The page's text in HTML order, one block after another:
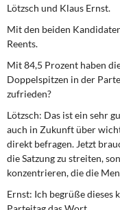
DIE LINKE
Weitere Themen
Memo-Gruppe
Institut
Rosa-Luxemburg-
Lötzsch und Klaus Ernst.
Mit den beiden
Reents.
Mit 84,5 Prozent haben
Doppelspitzen in der
zufrieden?
Lötzsch: Das ist ein sehr
auch in Zukunft über
direkt befragen. Jetzt
die Satzung zu streiten,
konzentrieren, die die
Ernst: Ich begrüße dieses